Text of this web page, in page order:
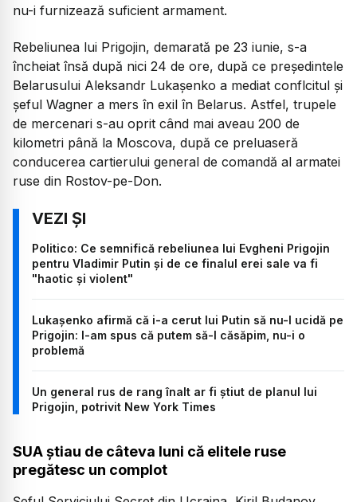
nu-i furnizează suficient armament.
Rebeliunea lui Prigojin, demarată pe 23 iunie, s-a
încheiat însă după nici 24 de ore, după ce președintele
Belarusului Aleksandr Lukașenko a mediat conflcitul și
șeful Wagner a mers în exil în Belarus. Astfel, trupele
de mercenari s-au oprit când mai aveau 200 de
kilometri până la Moscova, după ce preluaseră
conducerea cartierului general de comandă al armatei
ruse din Rostov-pe-Don.
Politico: Ce semnifică rebeliunea lui Evgheni Prigojin
pentru Vladimir Putin și de ce finalul erei sale va fi
"haotic și violent"
Lukaşenko afirmă că i-a cerut lui Putin să nu-l ucidă pe
Prigojin: I-am spus că putem să-l căsăpim, nu-i o
problemă
Un general rus de rang înalt ar fi știut de planul lui
Prigojin, potrivit New York Times
SUA știau de câteva luni că elitele ruse
pregătesc un complot